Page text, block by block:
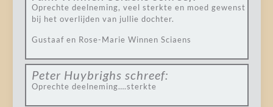
Oprechte deelneming, veel sterkte en moed gewenst
bij het overlijden van jullie dochter.
Gustaaf en Rose-Marie Winnen Sciaens
Peter Huybrighs schreef:
Oprechte deelneming….sterkte